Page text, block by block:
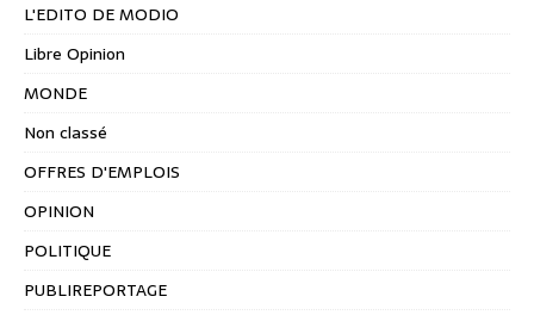
L'EDITO DE MODIO
Libre Opinion
MONDE
Non classé
OFFRES D'EMPLOIS
OPINION
POLITIQUE
PUBLIREPORTAGE